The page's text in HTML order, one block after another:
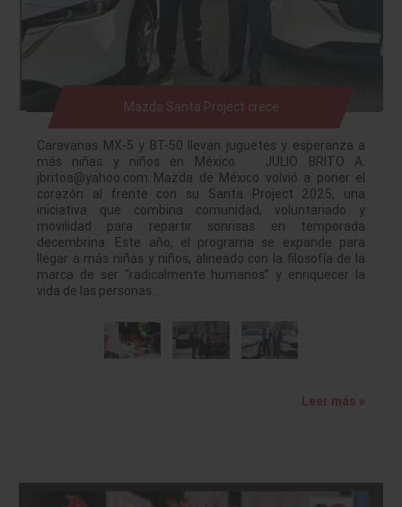
Mazda Santa Project crece
Caravanas MX-5 y BT-50 llevan juguetes y esperanza a
más niñas y niños en México JULIO BRITO A.
jbritoa@yahoo.com Mazda de México volvió a poner el
corazón al frente con su Santa Project 2025, una
iniciativa que combina comunidad, voluntariado y
movilidad para repartir sonrisas en temporada
decembrina. Este año, el programa se expande para
llegar a más niñas y niños, alineado con la filosofía de la
marca de ser “radicalmente humanos” y enriquecer la
vida de las personas…
Leer más »